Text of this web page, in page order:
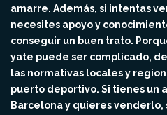
amarre. Además, si intentas
necesites apoyo y
conseguir un buen trato.
yate puede ser complicado,
las normativas locales y
puerto deportivo. Si tienes un
Barcelona y quieres venderlo,